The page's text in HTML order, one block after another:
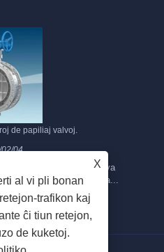
de papiliaj valvoj.
04
de fluo. Pro la grava
en la dukto, la forto de la...
X
al vi pli bonan
trafikon kaj
ĉi tiun retejon,
de kuketoj.